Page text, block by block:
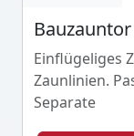
Einflügeliges
Zaunlinien.
Separate